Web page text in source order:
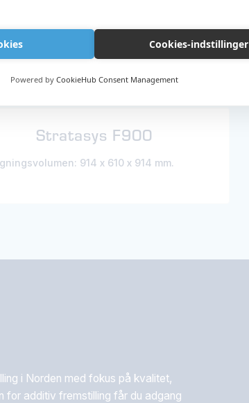
Cookies-indstillinger
Powered by CookieHub Consent Management
Stratasys F900
914 x 610 x 914 mm.
i Norden med fokus på kvalitet,
for additiv fremstilling får du adgang